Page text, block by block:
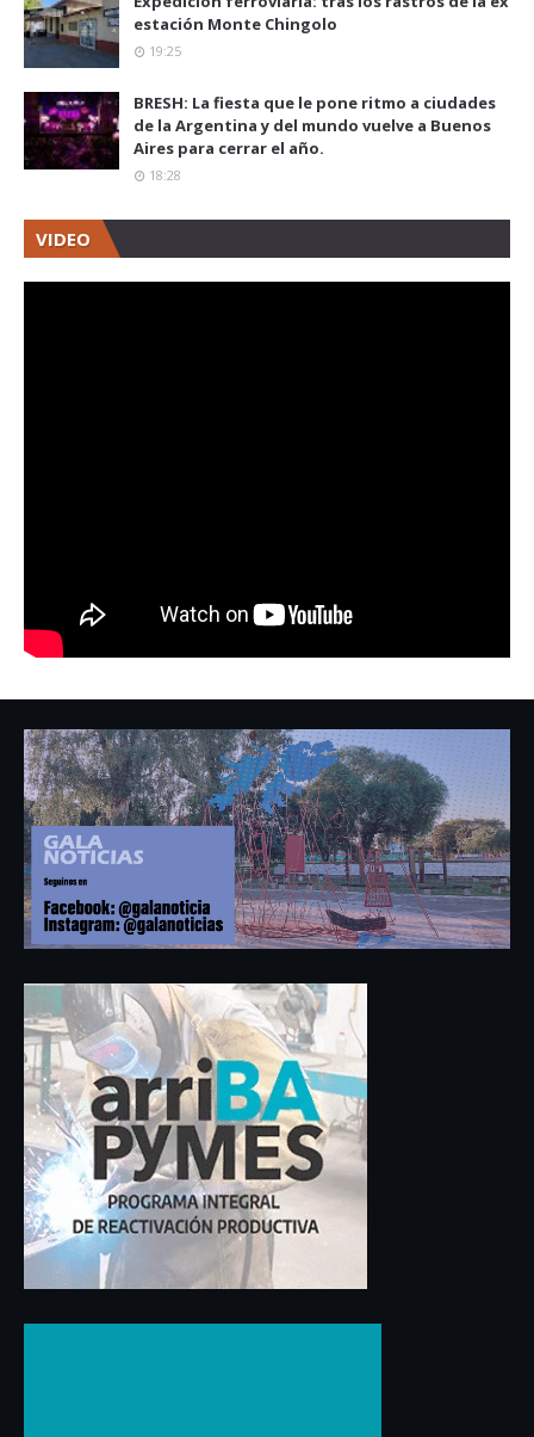
estación Monte Chingolo
19:25
BRESH: La fiesta que le pone ritmo a ciudades
de la Argentina y del mundo vuelve a Buenos
Aires para cerrar el año.
18:28
VIDEO